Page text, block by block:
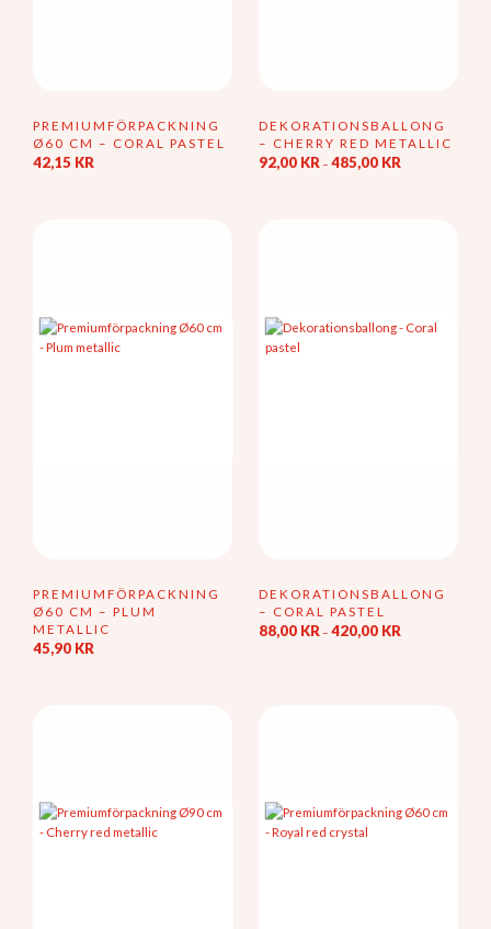
PREMIUMFÖRPACKNING
Ø60 CM – CORAL PASTEL
42,15 KR
DEKORATIONSBALLONG
– CHERRY RED METALLIC
92,00 KR– 485,00 KRPrisintervall:
olika
alternativen
PREMIUMFÖRPACKNING
Ø60 CM – PLUM
METALLIC
45,90 KR
DEKORATIONSBALLONG
– CORAL PASTEL
88,00 KR – 420,00 KRPrisintervall:
alternativen
kan